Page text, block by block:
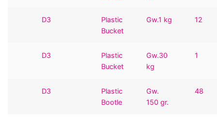
D3
Plastic
Bucket
Gw.1 kg 12
D3
Plastic
Bucket
Gw.30
kg
1
D3
Plastic
Bootle
Gw.
150 gr.
48